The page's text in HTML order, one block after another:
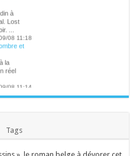
à
Lost
...
08 11:18
et
la
réel
08 11:14
08 11:05
...
Tags